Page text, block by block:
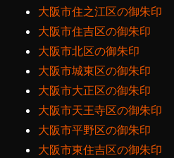
大阪市住之江区の御朱印
大阪市住吉区の御朱印
大阪市北区の御朱印
大阪市城東区の御朱印
大阪市大正区の御朱印
大阪市天王寺区の御朱印
大阪市平野区の御朱印
大阪市東住吉区の御朱印